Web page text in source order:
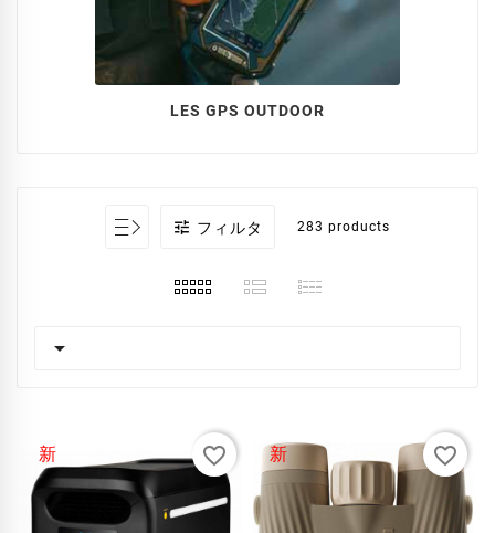
LES GPS OUTDOOR
 フィルタ 283 products

新 favorite_border 新 favorite_border